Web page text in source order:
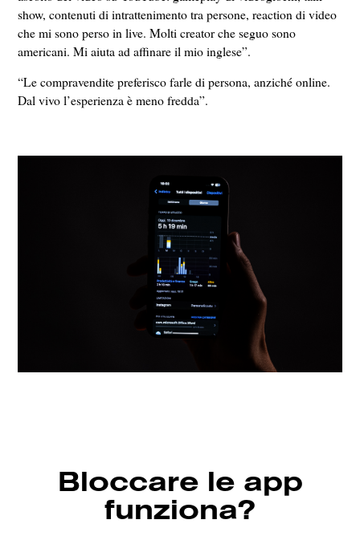
show, contenuti di intrattenimento tra persone, reaction di video
che mi sono perso in live. Molti creator che seguo sono
americani. Mi aiuta ad affinare il mio inglese”.
“Le compravendite preferisco farle di persona, anziché online.
Dal vivo l’esperienza è meno fredda”.
Bloccare le app
funziona?